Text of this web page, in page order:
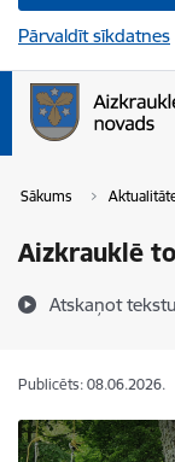
Pārvaldīt sīkdatnes
Sākums
Aizkrauklē
Atskaņot tekstu
Publicēts: 08.06.2026.